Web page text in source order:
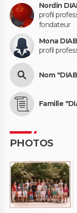
Nordin
profil
fondateur
Mona DIAB
profil
Nom
Famille
PHOTOS